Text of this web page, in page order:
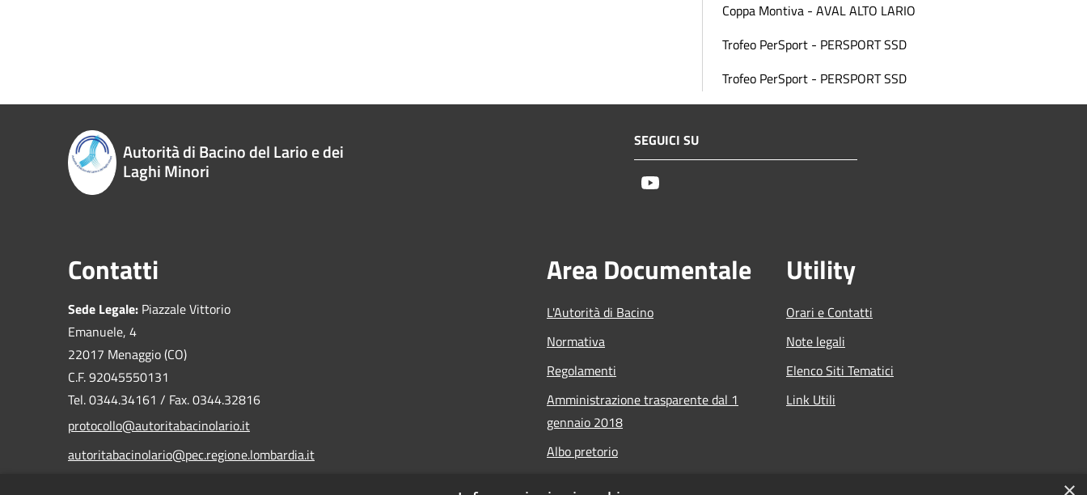
Coppa Montiva - AVAL ALTO LARIO
Trofeo PerSport - PERSPORT SSD
Trofeo PerSport - PERSPORT SSD
Autorità di Bacino del Lario e dei
Laghi Minori
SEGUICI SU
Contatti
Sede Legale: Piazzale Vittorio
Emanuele, 4
22017 Menaggio (CO)
C.F. 92045550131
Tel. 0344.34161 / Fax. 0344.32816
protocollo@autoritabacinolario.it
autoritabacinolario@pec.regione.lombardia.it
Area Documentale
L'Autorità di Bacino
Normativa
Regolamenti
Amministrazione trasparente dal 1
gennaio 2018
Albo pretorio
Utility
Orari e Contatti
Note legali
Elenco Siti Tematici
Link Utili